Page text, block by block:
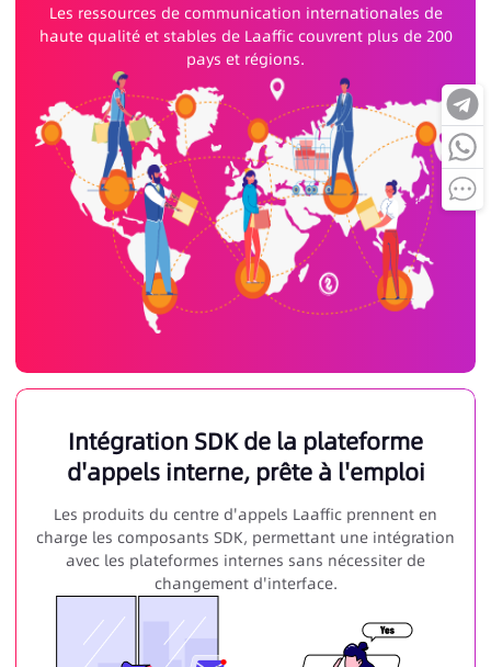
Les ressources de communication internationales de
haute qualité et stables de Laaffic couvrent plus de 200
pays et régions.
Intégration SDK de la plateforme
d'appels interne, prête à l'emploi
Les produits du centre d'appels Laaffic prennent en
charge les composants SDK, permettant une intégration
avec les plateformes internes sans nécessiter de
changement d'interface.